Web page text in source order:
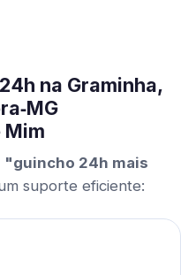
na Graminha,
Mim
"guincho 24h mais
suporte eficiente: